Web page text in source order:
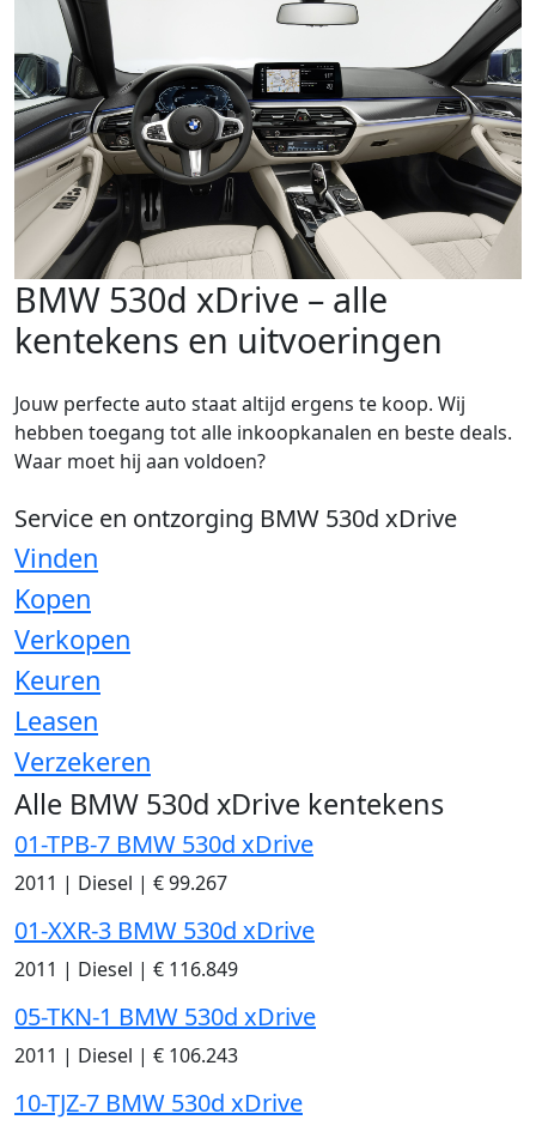
BMW 530d xDrive – alle
kentekens en uitvoeringen
Jouw perfecte auto staat altijd ergens te koop. Wij
hebben toegang tot alle inkoopkanalen en beste deals.
Waar moet hij aan voldoen?
Service en ontzorging BMW 530d xDrive
Vinden
Kopen
Verkopen
Keuren
Leasen
Verzekeren
Alle BMW 530d xDrive kentekens
01-TPB-7 BMW 530d xDrive
2011 | Diesel | € 99.267
01-XXR-3 BMW 530d xDrive
2011 | Diesel | € 116.849
05-TKN-1 BMW 530d xDrive
2011 | Diesel | € 106.243
10-TJZ-7 BMW 530d xDrive